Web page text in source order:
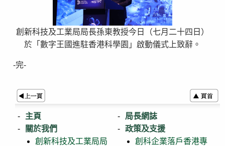
創新科技及工業局局長孫東教授今日（七月二十四日）
於「數字王國進駐香港科學園」啟動儀式上致辭。
-完-
主頁
關於我們
創新科技及工業局局
局長網誌
政策及支援
創科企業落戶香港專